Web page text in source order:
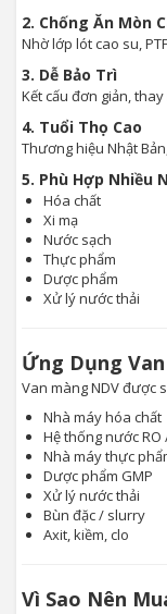
2. Chống Ăn Mòn
Nhờ lớp lót cao su,
3. Dễ Bảo Trì
Kết cấu đơn giản,
4. Tuổi Thọ Cao
Thương hiệu Nhật
5. Phù Hợp Nhiều
Hóa chất
Xi mạ
Nước sạch
Thực phẩm
Dược phẩm
Xử lý nước thải
Ứng Dụng
Van màng NDV được
Nhà máy hóa chất
Hệ thống nước RO
Nhà máy thực
Dược phẩm GMP
Xử lý nước thải
Bùn đặc / slurry
Axit, kiềm, clo
Vì Sao Nên